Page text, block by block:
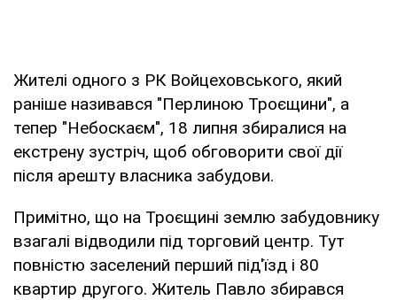
Жителі одного з РК Войцеховського, який
раніше називався "Перлиною Троєщини", а
тепер "Небоскаєм", 18 липня збиралися на
екстрену зустріч, щоб обговорити свої дії
після арешту власника забудови.
Примітно, що на Троєщині землю забудовнику
взагалі відводили під торговий центр. Тут
повністю заселений перший під'їзд і 80
квартир другого. Житель Павло збирався